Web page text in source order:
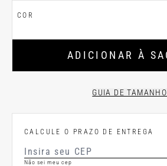
COR
ADICIONAR À
GUIA DE
CALCULE O PRAZO DE ENTREGA
Não sei meu cep